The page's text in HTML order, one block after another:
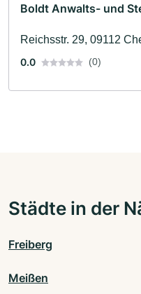
Boldt Anwalts- und
Reichsstr. 29, 09112
0.0
(0)
Städte in der
Freiberg
Meißen